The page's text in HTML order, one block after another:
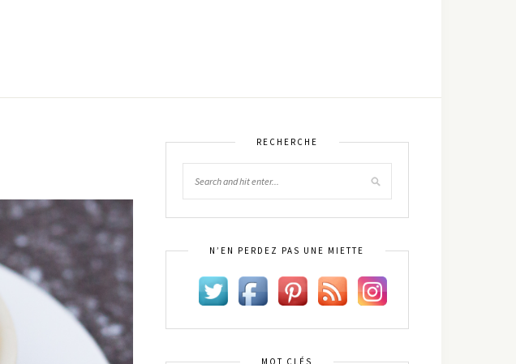
RECHERCHE
N’EN PERDEZ PAS UNE MIETTE
MOT CLÉS